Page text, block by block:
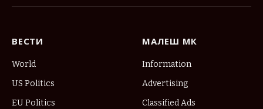
ВЕСТИ
World
US Politics
EU Politics
МАЛЕШ МК
Information
Advertising
Classified Ads